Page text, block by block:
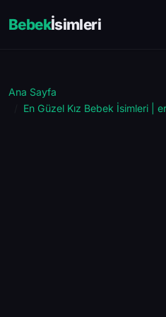
Bebekİsimleri
Ana Sayfa
En Güzel Kız Bebek İsimleri |